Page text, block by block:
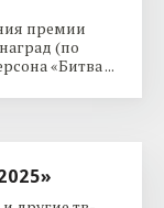
премии
(по
«Битва ...